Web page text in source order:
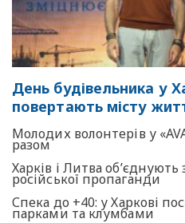
День будівельника у
повертають місту
Молодих волонтерів у
разом
Харків і Литва
російської пропаганди
Спека до +40: у Харкові
парками та клумбами